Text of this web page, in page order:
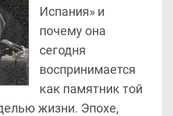
Испания» и
почему она
сегодня
воспринимается
как памятник той
жизни. Эпохе,